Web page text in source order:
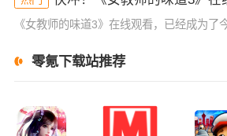
零氪下载站推荐